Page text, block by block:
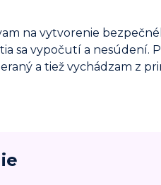
na vytvorenie
sa vypočutí a nesúdení.
a tiež vychádzam z